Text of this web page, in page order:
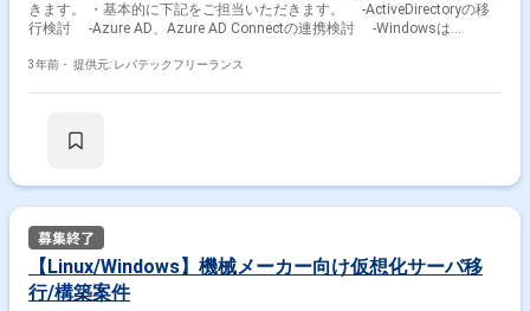
きます。 ・基本的に下記をご担当いただきます。 ‐ActiveDirectoryの移
行検討 ‐Azure AD、Azure AD Connectの連携検討 ‐Windowsは
3年前・ 提供元: レバテックフリーランス
【Linux/Windows】機械メーカー向け仮想化サーバ移
行/構築案件
職種で絞り込む
Windows × インフラエンジニア
Windows × サーバーエンジニア